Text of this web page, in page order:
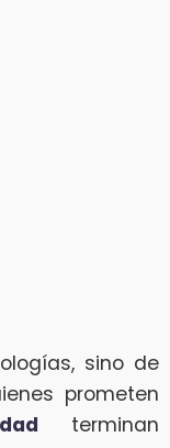
sino de
prometen
terminan